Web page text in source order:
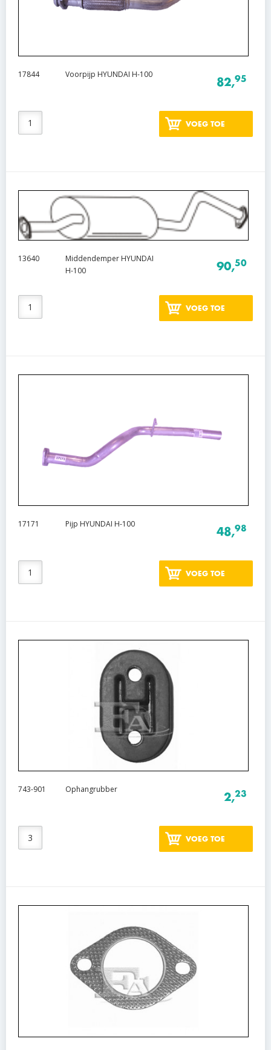
17844 Voorpijp HYUNDAI H-100
82,95
VOEG TOE
13640
Middendemper HYUNDAI
H-100
90,50
VOEG TOE
17171 Pijp HYUNDAI H-100
48,98
VOEG TOE
743-901 Ophangrubber
2,23
VOEG TOE